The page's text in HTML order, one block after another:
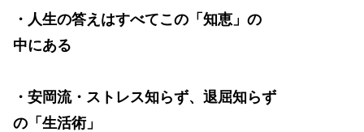
・人生の答えはすべてこの「知恵」の
中にある
・安岡流・ストレス知らず、退屈知らず
の「生活術」